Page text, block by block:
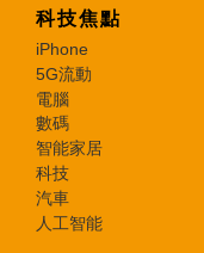
科技焦點
iPhone
5G流動
電腦
數碼
智能家居
科技
汽車
人工智能